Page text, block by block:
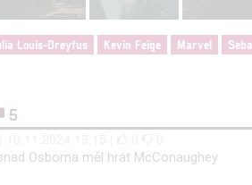
Louis-Dreyfus Kevin Feige Marvel
5
Osborna měl hrát McConaughey